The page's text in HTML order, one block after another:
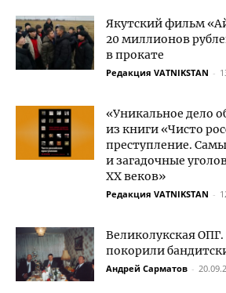
Якутский фильм
20 миллионов
в прокате
Редакция VATNIKSTAN -
«Уникальное дело
из книги «Чисто
преступление.
и загадочные
XX веков»
Редакция VATNIKSTAN -
Великолукская ОПГ.
покорили
Андрей Сарматов -